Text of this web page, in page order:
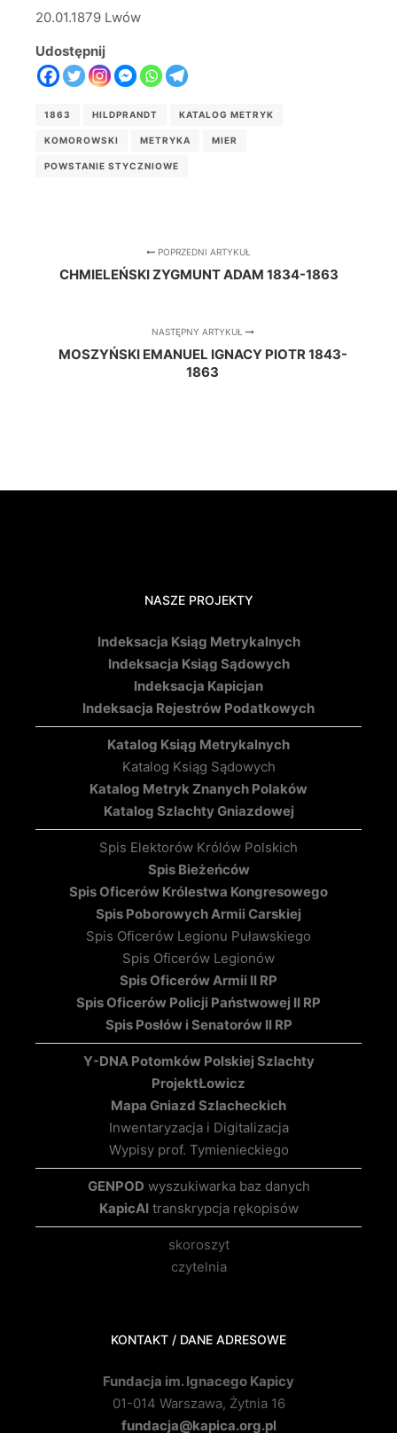
20.01.1879 Lwów
Udostępnij
1863 HILDPRANDT KATALOG METRYK
KOMOROWSKI METRYKA MIER
POWSTANIE STYCZNIOWE
POPRZEDNI ARTYKUŁ
CHMIELEŃSKI ZYGMUNT ADAM 1834-1863
NASTĘPNY ARTYKUŁ
MOSZYŃSKI EMANUEL IGNACY PIOTR 1843-
1863
NASZE PROJEKTY
Indeksacja Ksiąg Metrykalnych
Indeksacja Ksiąg Sądowych
Indeksacja Kapicjan
Indeksacja Rejestrów Podatkowych
Katalog Ksiąg Metrykalnych
Katalog Ksiąg Sądowych
Katalog Metryk Znanych Polaków
Katalog Szlachty Gniazdowej
Spis Elektorów Królów Polskich
Spis Bieżeńców
Spis Oficerów Królestwa Kongresowego
Spis Poborowych Armii Carskiej
Spis Oficerów Legionu Puławskiego
Spis Oficerów Legionów
Spis Oficerów Armii II RP
Spis Oficerów Policji Państwowej II RP
Spis Posłów i Senatorów II RP
Y-DNA Potomków Polskiej Szlachty
ProjektŁowicz
Mapa Gniazd Szlacheckich
Inwentaryzacja i Digitalizacja
Wypisy prof. Tymienieckiego
GENPOD wyszukiwarka baz danych
KapicAItranskrypcja rękopisów
skoroszyt
czytelnia
KONTAKT / DANE ADRESOWE
Fundacja im. Ignacego Kapicy
01-014 Warszawa, Żytnia 16
fundacja@kapica.org.pl